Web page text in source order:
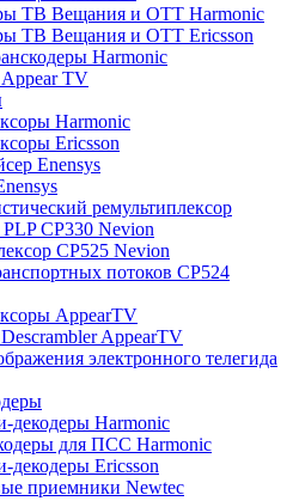
ТВ Вещания и ОТТ Harmonic
ТВ Вещания и ОТТ Ericsson
Harmonic
Appear TV
Harmonic
Ericsson
Enensys
ремультиплексор
CP330 Nevion
CP525 Nevion
потоков CP524
AppearTV
AppearTV
электронного телегида
декодеры Harmonic
для ПСС Harmonic
декодеры Ericsson
приемники Newtec